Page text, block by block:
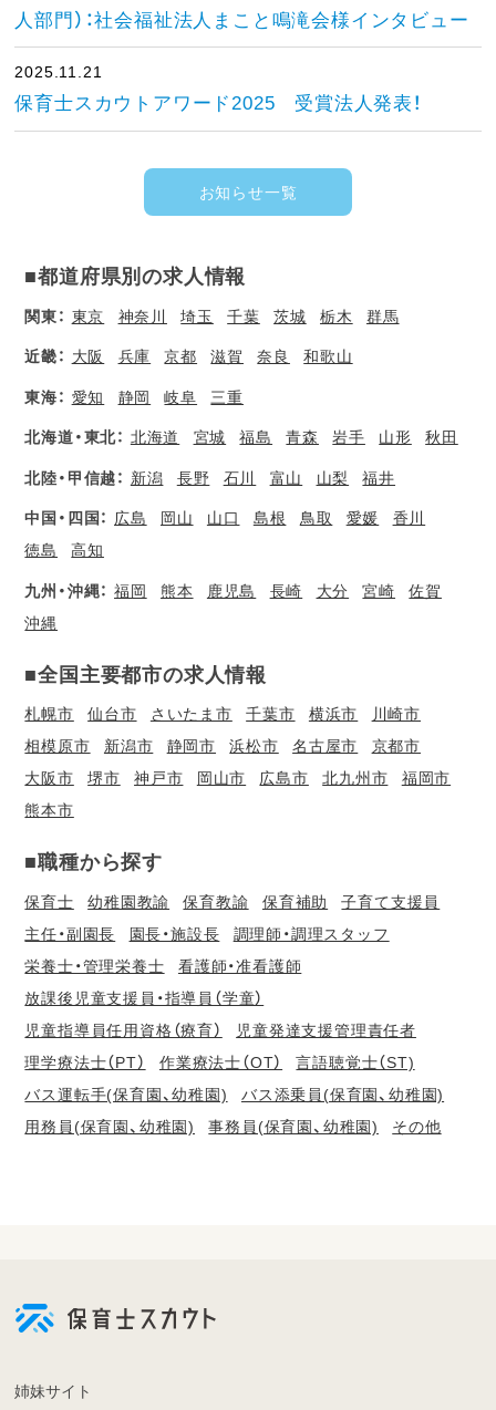
人部門）：社会福祉法人まこと鳴滝会様インタビュー
2025.11.21
保育士スカウトアワード2025 受賞法人発表！
お知らせ一覧
■都道府県別の求人情報
関東： 東京 神奈川 埼玉 千葉 茨城 栃木 群馬
近畿： 大阪 兵庫 京都 滋賀 奈良 和歌山
東海： 愛知 静岡 岐阜 三重
北海道・東北： 北海道 宮城 福島 青森 岩手 山形 秋田
北陸・甲信越： 新潟 長野 石川 富山 山梨 福井
中国・四国： 広島 岡山 山口 島根 鳥取 愛媛
香川
徳島
高知
九州・沖縄： 福岡 熊本 鹿児島 長崎 大分 宮崎
佐賀
沖縄
■全国主要都市の求人情報
札幌市 仙台市 さいたま市 千葉市 横浜市
川崎市
相模原市
新潟市 静岡市 浜松市 名古屋市
京都市
大阪市
堺市 神戸市 岡山市 広島市 北九州市
福岡市
熊本市
■職種から探す
保育士 幼稚園教諭 保育教諭 保育補助
子育て支援員
主任・副園長
園長・施設長
調理師・調理スタッフ
栄養士・管理栄養士
看護師・准看護師
放課後児童支援員・指導員（学童）
児童指導員任用資格（療育）
児童発達支援管理責任者
理学療法士（PT）
作業療法士（OT）
言語聴覚士（ST)
バス運転手(保育園、幼稚園)
バス添乗員(保育園、幼稚園)
用務員(保育園、幼稚園)
事務員(保育園、幼稚園) その他
登
姉妹サイト